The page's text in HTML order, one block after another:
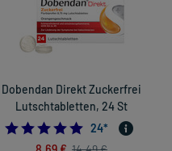
Dobendan Direkt Zuckerfrei
Lutschtabletten, 24 St
4.875
24*